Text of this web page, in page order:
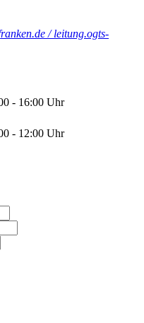
/ leitung.ogts-
- 16:00 Uhr
- 12:00 Uhr